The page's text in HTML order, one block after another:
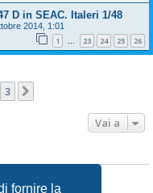
fornire la
D in SEAC. Italeri 1/48
2014, 1:01
1 … 23 24 25 26
3
Vai a